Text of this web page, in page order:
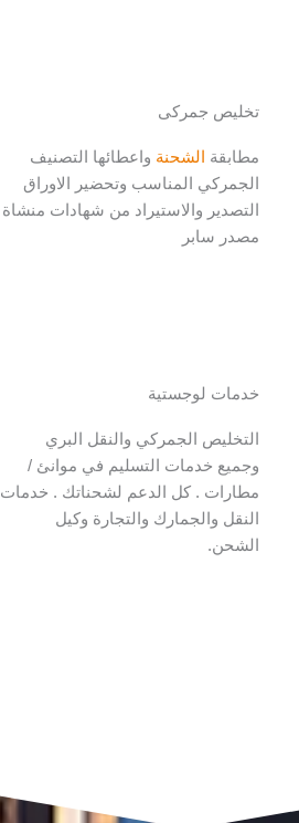
تخليص جمركى
مطابقة الشحنة واعطائها التصنيف
الجمركي المناسب وتحضير الاوراق
التصدير والاستيراد من شهادات منشاة
مصدر سابر
خدمات لوجستية
التخليص الجمركي والنقل البري
وجميع خدمات التسليم في موانئ /
مطارات . كل الدعم لشحناتك . خدمات
النقل والجمارك والتجارة وكيل
الشحن.